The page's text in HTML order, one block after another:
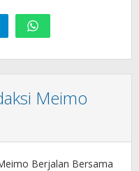
Meimo
Berjalan Bersama